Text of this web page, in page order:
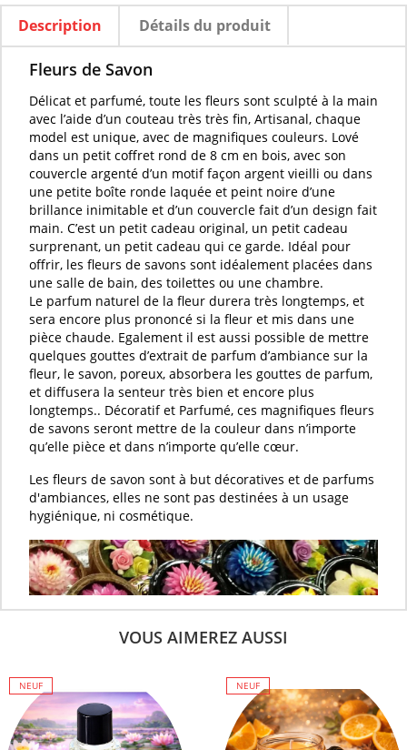
Description Détails du produit
Fleurs de Savon
Délicat et parfumé, toute les fleurs sont sculpté à la main
avec l’aide d’un couteau très très fin, Artisanal, chaque
model est unique, avec de magnifiques couleurs. Lové
dans un petit coffret rond de 8 cm en bois, avec son
couvercle argenté d’un motif façon argent vieilli ou dans
une petite boîte ronde laquée et peint noire d’une
brillance inimitable et d’un couvercle fait d’un design fait
main. C’est un petit cadeau original, un petit cadeau
surprenant, un petit cadeau qui ce garde. Idéal pour
offrir, les fleurs de savons sont idéalement placées dans
une salle de bain, des toilettes ou une chambre.
Le parfum naturel de la fleur durera très longtemps, et
sera encore plus prononcé si la fleur et mis dans une
pièce chaude. Egalement il est aussi possible de mettre
quelques gouttes d’extrait de parfum d’ambiance sur la
fleur, le savon, poreux, absorbera les gouttes de parfum,
et diffusera la senteur très bien et encore plus
longtemps.. Décoratif et Parfumé, ces magnifiques fleurs
de savons seront mettre de la couleur dans n’importe
qu’elle pièce et dans n’importe qu’elle cœur.
Les fleurs de savon sont à but décoratives et de parfums
d'ambiances, elles ne sont pas destinées à un usage
hygiénique, ni cosmétique.
VOUS AIMEREZ AUSSI
NEUF NEUF